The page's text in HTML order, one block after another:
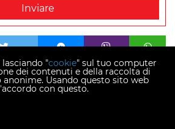
Inviare
© 2026 Momentum estates
fisso 1 EUR = 7,53450 HRK
by
"cookie" sul tuo computer
dei contenuti e della raccolta di
Usando questo sito web
con questo.